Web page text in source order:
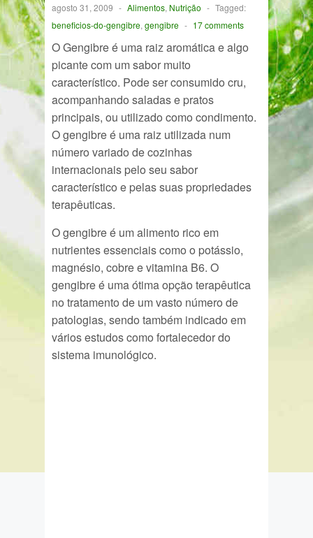
agosto 31, 2009 - Alimentos, Nutrição - Tagged:
beneficios-do-gengibre, gengibre - 17 comments
O Gengibre é uma raiz aromática e algo
picante com um sabor muito
característico. Pode ser consumido cru,
acompanhando saladas e pratos
principais, ou utilizado como condimento.
O gengibre é uma raiz utilizada num
número variado de cozinhas
internacionais pelo seu sabor
característico e pelas suas propriedades
terapêuticas.
O gengibre é um alimento rico em
nutrientes essenciais como o potássio,
magnésio, cobre e vitamina B6. O
gengibre é uma ótima opção terapêutica
no tratamento de um vasto número de
patologias, sendo também indicado em
vários estudos como fortalecedor do
sistema imunológico.